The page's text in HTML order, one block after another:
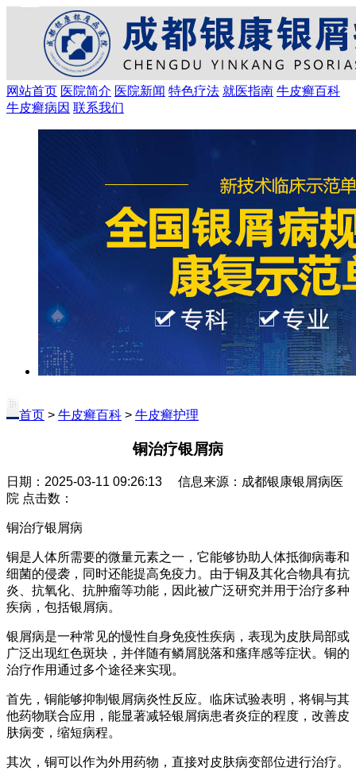
网站首页 医院简介 医院新闻 特色疗法 就医指南 牛皮癣百科
牛皮癣病因 联系我们
首页 > 牛皮癣百科 > 牛皮癣护理
铜治疗银屑病
日期：2025-03-11 09:26:13 信息来源：成都银康银屑病医
院 点击数：
铜治疗银屑病
铜是人体所需要的微量元素之一，它能够协助人体抵御病毒和
细菌的侵袭，同时还能提高免疫力。由于铜及其化合物具有抗
炎、抗氧化、抗肿瘤等功能，因此被广泛研究并用于治疗多种
疾病，包括银屑病。
银屑病是一种常见的慢性自身免疫性疾病，表现为皮肤局部或
广泛出现红色斑块，并伴随有鳞屑脱落和瘙痒感等症状。铜的
治疗作用通过多个途径来实现。
首先，铜能够抑制银屑病炎性反应。临床试验表明，将铜与其
他药物联合应用，能显著减轻银屑病患者炎症的程度，改善皮
肤病变，缩短病程。
其次，铜可以作为外用药物，直接对皮肤病变部位进行治疗。